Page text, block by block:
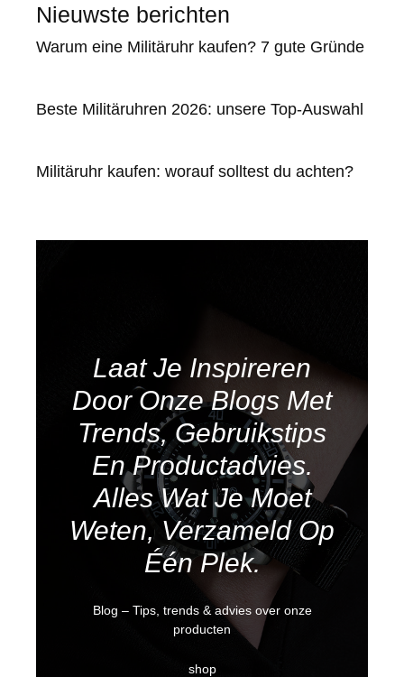
Nieuwste berichten
Warum eine Militäruhr kaufen? 7 gute Gründe
Beste Militäruhren 2026: unsere Top-Auswahl
Militäruhr kaufen: worauf solltest du achten?
Laat Je Inspireren
Door Onze Blogs Met
Trends, Gebruikstips
En Productadvies.
Alles Wat Je Moet
Weten, Verzameld Op
Één Plek.
Blog – Tips, trends & advies over onze
producten
shop